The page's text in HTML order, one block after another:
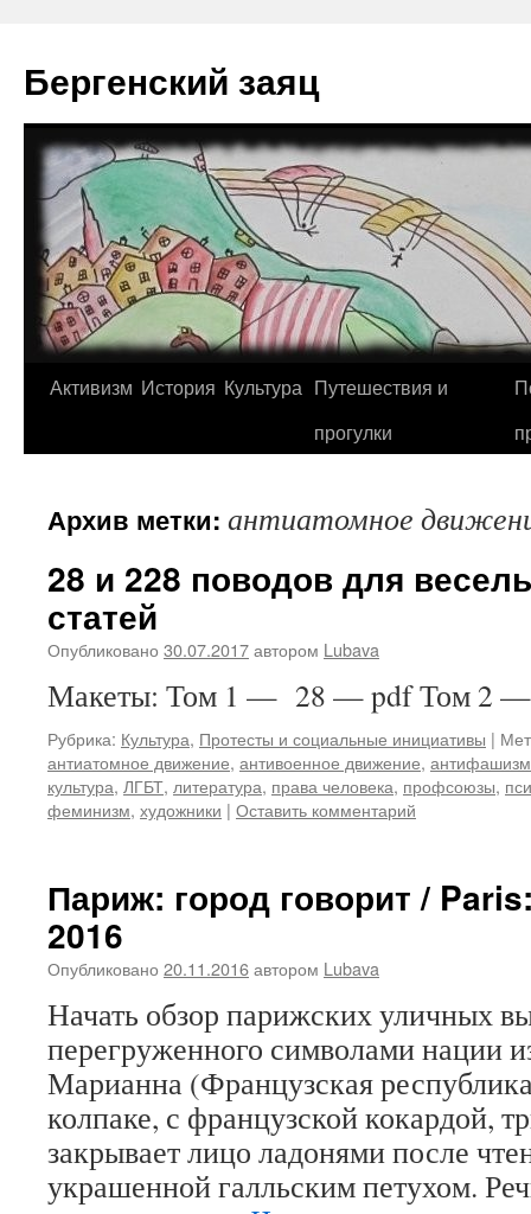
содержимому
Бергенский заяц
Активизм История Культура Путешествия и
прогулки
Архив метки: антиатомное
28 и 228 поводов для
статей
Опубликовано 30.07.2017автором Lubava
Макеты: Том 1 — 28 — pdf Том 2
Рубрика: Культура, Протесты и социальные инициативы |
антиатомное движение, антивоенное движение, антифашизм
культура, ЛГБТ, литература, права человека, профсоюзы,
феминизм, художники | Оставить комментарий
Париж: город говорит /
2016
Опубликовано 20.11.2016автором Lubava
Начать обзор парижских уличных
перегруженного символами нации
Марианна (Французская
колпаке, с французской кокардой,
закрывает лицо ладонями после
украшенной галльским петухом.